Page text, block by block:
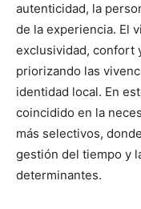
autenticidad, la
de la experiencia. El
exclusividad, confort
priorizando las
identidad local. En
coincidido en la
más selectivos,
gestión del tiempo y
determinantes.